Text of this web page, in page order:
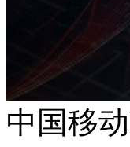
中国移